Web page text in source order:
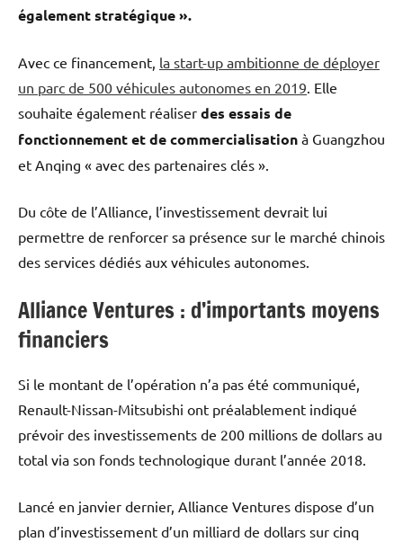
également stratégique ».
Avec ce financement, la start-up ambitionne de déployer
un parc de 500 véhicules autonomes en 2019. Elle
souhaite également réaliser des essais de
fonctionnement et de commercialisation à Guangzhou
et Anqing « avec des partenaires clés ».
Du côte de l’Alliance, l’investissement devrait lui
permettre de renforcer sa présence sur le marché chinois
des services dédiés aux véhicules autonomes.
Alliance Ventures : d’importants moyens
financiers
Si le montant de l’opération n’a pas été communiqué,
Renault-Nissan-Mitsubishi ont préalablement indiqué
prévoir des investissements de 200 millions de dollars au
total via son fonds technologique durant l’année 2018.
Lancé en janvier dernier, Alliance Ventures dispose d’un
plan d’investissement d’un milliard de dollars sur cinq